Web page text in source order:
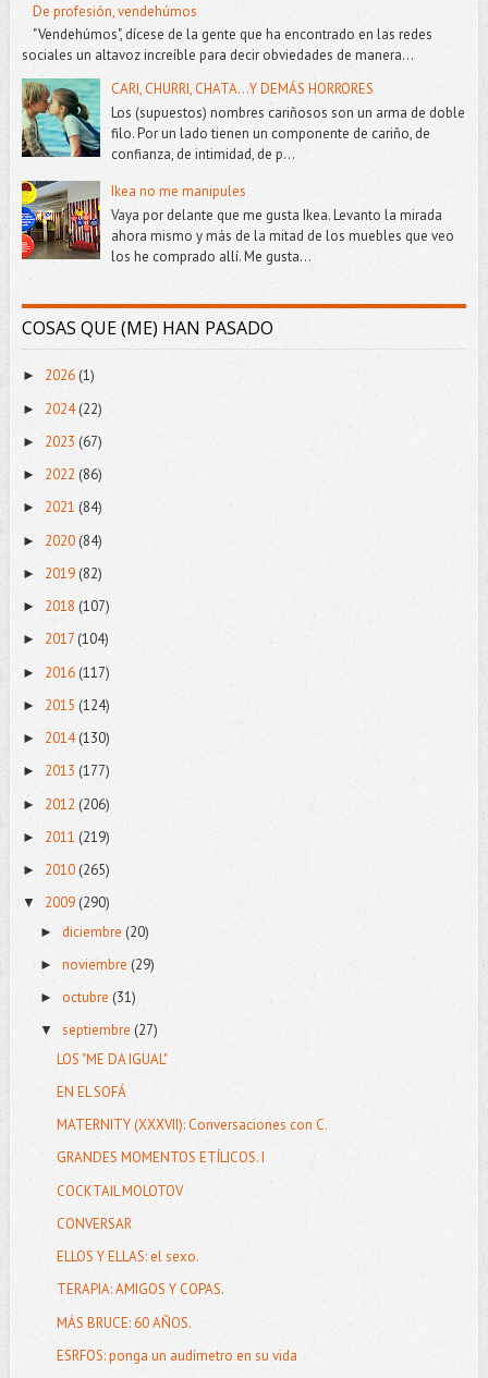
De profesión, vendehúmos
"Vendehúmos", dícese de la gente que ha encontrado en las redes
sociales un altavoz increíble para decir obviedades de manera...
CARI, CHURRI, CHATA...Y DEMÁS HORRORES
Los (supuestos) nombres cariñosos son un arma de doble
filo. Por un lado tienen un componente de cariño, de
confianza, de intimidad, de p...
Ikea no me manipules
Vaya por delante que me gusta Ikea. Levanto la mirada
ahora mismo y más de la mitad de los muebles que veo
los he comprado allí. Me gusta...
COSAS QUE (ME) HAN PASADO
► 2026 (1)
► 2024(22)
► 2023 (67)
► 2022 (86)
► 2021 (84)
► 2020 (84)
► 2019(82)
► 2018 (107)
► 2017 (104)
► 2016(117)
► 2015 (124)
► 2014(130)
► 2013 (177)
► 2012 (206)
► 2011 (219)
► 2010(265)
▼ 2009(290)
► diciembre (20)
► noviembre (29)
► octubre (31)
▼ septiembre (27)
LOS "ME DA IGUAL"
EN EL SOFÁ
MATERNITY (XXXVII): Conversaciones con C.
GRANDES MOMENTOS ETÍLICOS. I
COCKTAIL MOLOTOV
CONVERSAR
ELLOS Y ELLAS: el sexo.
TERAPIA: AMIGOS Y COPAS.
MÁS BRUCE: 60 AÑOS.
ESRFOS: ponga un audímetro en su vida